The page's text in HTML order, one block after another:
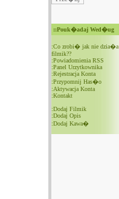
::Pouk�adaj Wed�ug
:Co zrobi� jak nie dzia�a
filmik??
:Powiadomienia RSS
:Panel Urzytkownika
:Rejestracja Konta
:Przypomnij Has�o
:Aktywacja Konta
:Kontakt
:Dodaj Filmik
:Dodaj Opis
:Dodaj Kawa�